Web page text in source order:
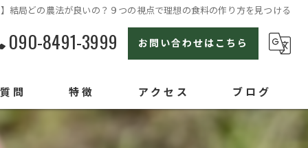
結局どの農法が良いの？９つの視点で理想の食料の作り方を見つける
090-8491-3999 お問い合わせはこちら
問 特徴 アクセス ブログ